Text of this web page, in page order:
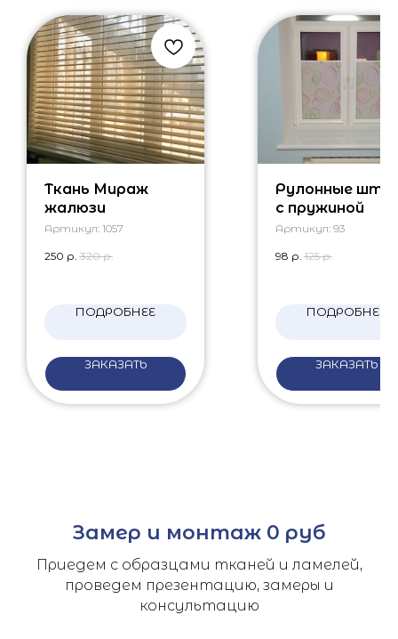
Ткань Мираж
жалюзи
Артикул: 1057
250 р. 320 р.
ПОДРОБНЕЕ
ЗАКАЗАТЬ
Рулонные
с пружиной
Артикул: 93
98 р. 125 р.
ПОДРОБНЕЕ
ЗАКАЗАТЬ
Замер и монтаж 0 руб
Приедем с образцами тканей и ламелей,
проведем презентацию, замеры и
консультацию